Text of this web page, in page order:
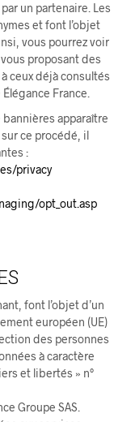
un partenaire. Les
et font l’objet
vous pourrez voir
proposant des
ceux déjà consultés
France.
apparaître
ce procédé, il
:
privacy
opt_out.asp
font l’objet d’un
européen (UE)
des personnes
à caractère
et libertés » n°
Groupe SAS.